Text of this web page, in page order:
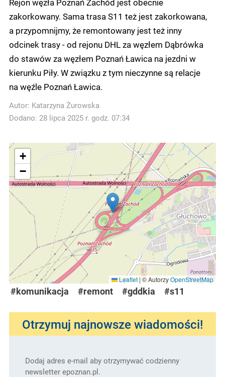
zakorkowany. Sama trasa S11 też jest zakorkowana,
a przypomnijmy, że remontowany jest też inny
odcinek trasy - od rejonu DHL za węzłem Dąbrówka
do stawów za węzłem Poznań Ławica na jezdni w
kierunku Piły. W związku z tym nieczynne są relacje
na węźle Poznań Ławica.
Autor: Katarzyna Żurowska
Dodano: 28 lipca 2025 r. godz. 07:34
+
−
Leaflet | © AutorzyOpenStreetMap
#komunikacja #remont #gddkia #s11
Otrzymuj najnowsze wiadomości!
Dodaj adres e-mail aby otrzymywać codzienny
newsletter epoznan.pl.